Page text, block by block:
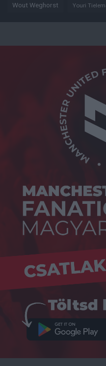
Wout Weghorst Youri